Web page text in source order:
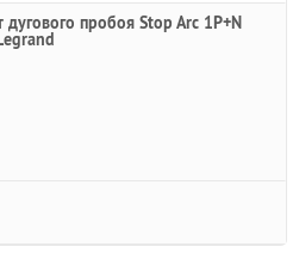
пробоя Stop Arc 1P+N